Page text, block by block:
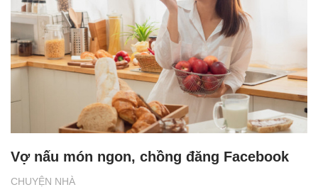
CHUYỆN NHÀ
Vợ nấu món ngon, chồng đăng Facebook